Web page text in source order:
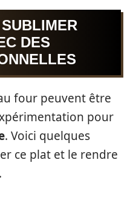
DES
four peuvent être
pour
. Voici quelques
ce plat et le rendre